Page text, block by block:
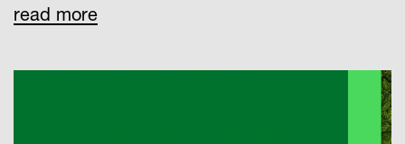
Nachhaltigkeit wird in vielen
gedacht und immer häufiger als
read more